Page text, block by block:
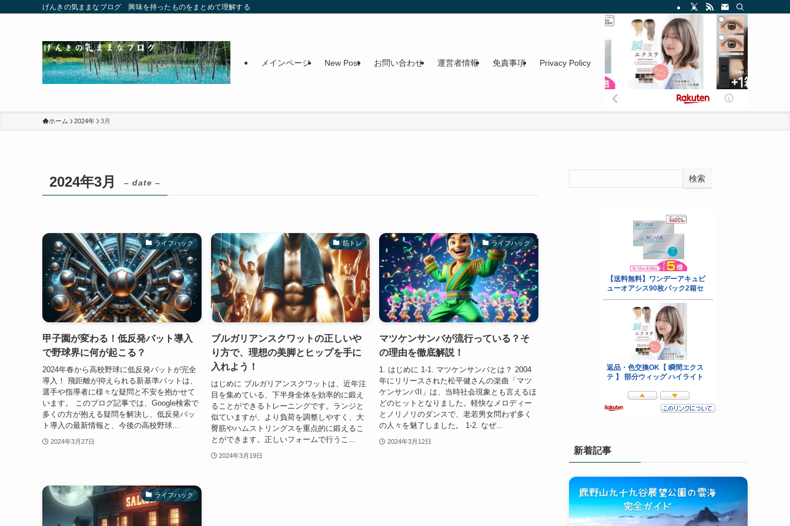
げんきの気ままなブログ 興味を持ったものをまとめて理解する
メインページ New Post お問い合わせ 運営者情報 免責事項 Privacy Policy
ホーム 2024年 3月
2024年3月 – date –
ライフハック
甲子園が変わる！低反発バット導入
で野球界に何が起こる？
2024年春から高校野球に低反発バットが完全
導入！ 飛距離が抑えられる新基準バットは、
選手や指導者に様々な疑問と不安を抱かせて
います。 このブログ記事では、Google検索で
多くの方が抱える疑問を解決し、低反発バッ
ト導入の最新情報と、今後の高校野球...
2024年3月27日
筋トレ
ブルガリアンスクワットの正しいや
り方で、理想の美脚とヒップを手に
入れよう！
はじめに ブルガリアンスクワットは、近年注
目を集めている、下半身全体を効率的に鍛え
ることができるトレーニングです。ランジと
似ていますが、より負荷を調整しやすく、大
臀筋やハムストリングスを重点的に鍛えるこ
とができます。正しいフォームで行うこ...
2024年3月19日
ライフハック
マツケンサンバが流行っている？そ
の理由を徹底解説！
1. はじめに 1-1. マツケンサンバとは？ 2004
年にリリースされた松平健さんの楽曲「マツ
ケンサンバII」は、当時社会現象とも言えるほ
どのヒットとなりました。軽快なメロディー
とノリノリのダンスで、老若男女問わず多く
の人々を魅了しました。 1-2. なぜ...
2024年3月12日
ライフハック
検索
新着記事